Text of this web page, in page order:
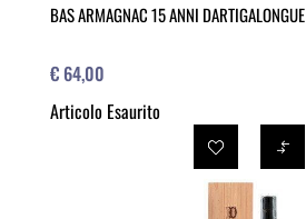
BAS ARMAGNAC 15 ANNI DARTIGALONGUE
€ 64,00
Articolo Esaurito